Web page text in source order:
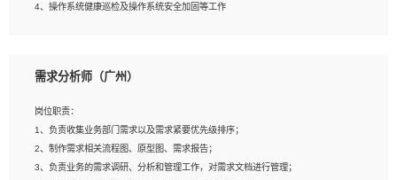
4、操作系统健康巡检及操作系统安全加固等工作
1、全日制本科计算机相关专业毕业，3年以上相关工作经验；
3、熟练使用脚本语言，shell/python任一种，熟练使用Ansible
4、熟悉linux常见服务、中间件的基本原理、部署以及故障处理，如：Mysql、
Apache、Nginx、Zabbix、Kafka等
5、熟悉主流虚拟化技术，如：VMware、KVM
需求分析师（广州）
岗位职责：
1、负责收集业务部门需求以及需求紧要优先级排序；
2、制作需求相关流程图、原型图、需求报告；
3、负责业务的需求调研、分析和管理工作，对需求文档进行管理；